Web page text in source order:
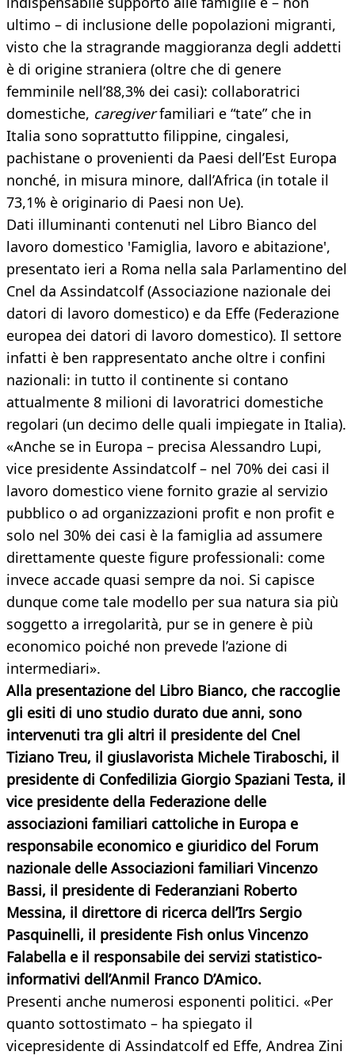
ultimo – di inclusione delle popolazioni migranti,
visto che la stragrande maggioranza degli addetti
è di origine straniera (oltre che di genere
femminile nell’88,3% dei casi): collaboratrici
domestiche, caregiverfamiliari e “tate” che in
Italia sono soprattutto filippine, cingalesi,
pachistane o provenienti da Paesi dell’Est Europa
nonché, in misura minore, dall’Africa (in totale il
73,1% è originario di Paesi non Ue).
Dati illuminanti contenuti nel Libro Bianco del
lavoro domestico 'Famiglia, lavoro e abitazione',
presentato ieri a Roma nella sala Parlamentino del
Cnel da Assindatcolf (Associazione nazionale dei
datori di lavoro domestico) e da Effe (Federazione
europea dei datori di lavoro domestico). Il settore
infatti è ben rappresentato anche oltre i confini
nazionali: in tutto il continente si contano
attualmente 8 milioni di lavoratrici domestiche
regolari (un decimo delle quali impiegate in Italia).
«Anche se in Europa – precisa Alessandro Lupi,
vice presidente Assindatcolf – nel 70% dei casi il
lavoro domestico viene fornito grazie al servizio
pubblico o ad organizzazioni profit e non profit e
solo nel 30% dei casi è la famiglia ad assumere
direttamente queste figure professionali: come
invece accade quasi sempre da noi. Si capisce
dunque come tale modello per sua natura sia più
soggetto a irregolarità, pur se in genere è più
economico poiché non prevede l’azione di
intermediari».
Alla presentazione del Libro Bianco, che raccoglie
gli esiti di uno studio durato due anni, sono
intervenuti tra gli altri il presidente del Cnel
Tiziano Treu, il giuslavorista Michele Tiraboschi, il
presidente di Confedilizia Giorgio Spaziani Testa, il
vice presidente della Federazione delle
associazioni familiari cattoliche in Europa e
responsabile economico e giuridico del Forum
nazionale delle Associazioni familiari Vincenzo
Bassi, il presidente di Federanziani Roberto
Messina, il direttore di ricerca dell’Irs Sergio
Pasquinelli, il presidente Fish onlus Vincenzo
Falabella e il responsabile dei servizi statistico-
informativi dell’Anmil Franco D’Amico.
Presenti anche numerosi esponenti politici. «Per
quanto sottostimato – ha spiegato il
vicepresidente di Assindatcolf ed Effe, Andrea Zini